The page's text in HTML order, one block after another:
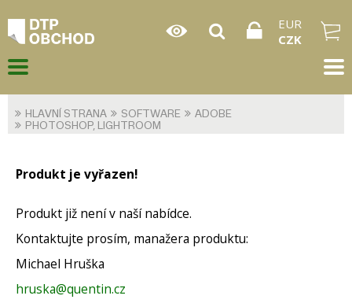
EUR
CZK
HLAVNÍ STRANA SOFTWARE
ADOBE
PHOTOSHOP, LIGHTROOM
Produkt je vyřazen!
Produkt již není v naší nabídce.
Kontaktujte prosím, manažera produktu:
Michael Hruška
hruska@quentin.cz